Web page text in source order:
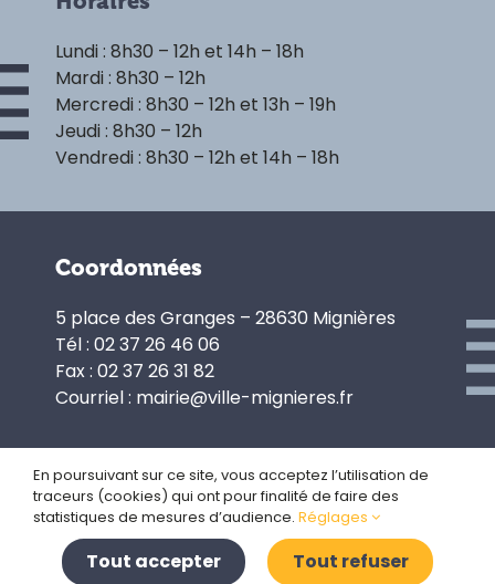
Lundi : 8h30 – 12h et 14h – 18h
Mardi : 8h30 – 12h
Mercredi : 8h30 – 12h et 13h – 19h
Jeudi : 8h30 – 12h
Vendredi : 8h30 – 12h et 14h – 18h
Coordonnées
5 place des Granges – 28630 Mignières
Tél : 02 37 26 46 06
Fax : 02 37 26 31 82
Courriel : mairie@ville-mignieres.fr
Politique de confidentialité
Gestion des cookies
Plan du site
Mentions légales
En poursuivant sur ce site, vous acceptez l’utilisation de
traceurs (cookies) qui ont pour finalité de faire des
statistiques de mesures d’audience. Réglages
Tout accepter Tout refuser